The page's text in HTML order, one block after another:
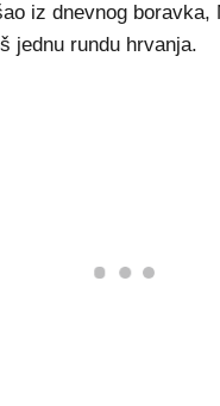
iz dnevnog
jednu rundu hrvanja.